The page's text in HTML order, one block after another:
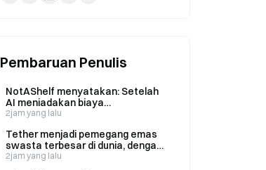
Pembaruan Penulis
NotAShelf menyatakan: Setelah
AI meniadakan biaya
pemrograman, satu-satunya
“selera”.
2jam yang lalu
Tether menjadi pemegang emas
swasta terbesar di dunia, dengan
kepemilikannya meningkat
2jam yang lalu